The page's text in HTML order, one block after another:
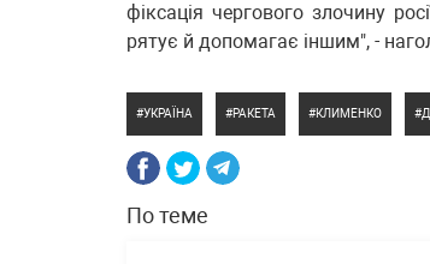
фіксація чергового злочину
рятує й допомагає іншим", -
УКРАЇНА РАКЕТА КЛИМЕНКО
По теме